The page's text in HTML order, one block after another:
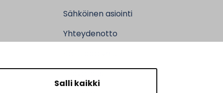
Salli kaikki
Sähköinen asiointi
Yhteydenotto